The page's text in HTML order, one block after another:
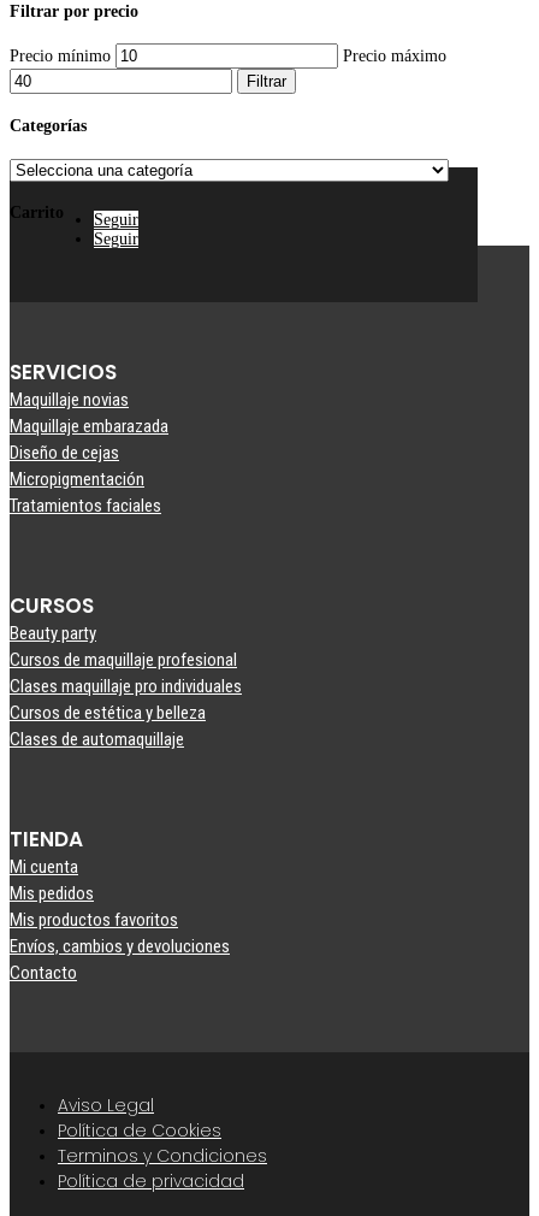
Filtrar por precio
Precio mínimo
Precio máximo
Filtrar
Categorías
Carrito
Seguir
Seguir
SERVICIOS
Maquillaje novias
Maquillaje embarazada
Diseño de cejas
Micropigmentación
Tratamientos faciales
CURSOS
Beauty party
Cursos de maquillaje profesional
Clases maquillaje pro individuales
Cursos de estética y belleza
Clases de automaquillaje
TIENDA
Mi cuenta
Mis pedidos
Mis productos favoritos
Envíos, cambios y devoluciones
Contacto
Aviso Legal
Política de Cookies
Terminos y Condiciones
Política de privacidad